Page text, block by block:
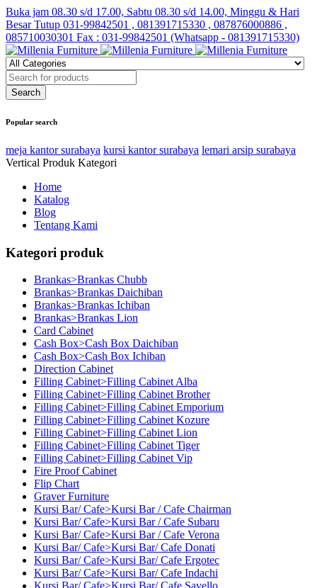
Buka jam 08.30 s/d 17.00, Sabtu 08.30 s/d 14.00, Minggu & Hari
Besar Tutup 031-99842501 , 081391715330 , 087876000886 ,
085710030301 Fax : 031-99842501 (Whatsapp - 081391715330)
Popular search
meja kantor surabaya kursi kantor surabaya lemari arsip surabaya
Vertical Produk Kategori
Home
Katalog
Blog
Tentang Kami
Kategori produk
Brankas>Brankas Chubb
Brankas>Brankas Daichiban
Brankas>Brankas Ichiban
Brankas>Brankas Lion
Card Cabinet
Cash Box>Cash Box Daichiban
Cash Box>Cash Box Ichiban
Direction Cabinet
Filling Cabinet>Filling Cabinet Alba
Filling Cabinet>Filling Cabinet Brother
Filling Cabinet>Filling Cabinet Emporium
Filling Cabinet>Filling Cabinet Kozure
Filling Cabinet>Filling Cabinet Lion
Filling Cabinet>Filling Cabinet Tiger
Filling Cabinet>Filling Cabinet Vip
Fire Proof Cabinet
Flip Chart
Graver Furniture
Kursi Bar/ Cafe>Kursi Bar / Cafe Chairman
Kursi Bar/ Cafe>Kursi Bar / Cafe Subaru
Kursi Bar/ Cafe>Kursi Bar / Cafe Verona
Kursi Bar/ Cafe>Kursi Bar/ Cafe Donati
Kursi Bar/ Cafe>Kursi Bar/ Cafe Ergotec
Kursi Bar/ Cafe>Kursi Bar/ Cafe Indachi